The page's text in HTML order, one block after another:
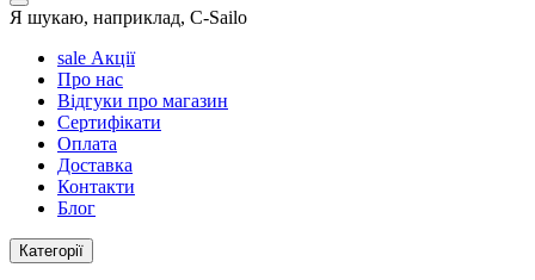
Я шукаю, наприклад, C-Sailo
sale Акції
Про нас
Відгуки про магазин
Сертифікати
Оплата
Доставка
Контакти
Блог
Категорії